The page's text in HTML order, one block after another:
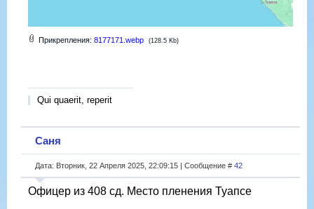
Прикрепления: 8177171.webp (128.5 Kb)
Qui quaerit, reperit
Саня
Дата: Вторник, 22 Апреля 2025, 22:09:15 | Сообщение # 42
Офицер из 408 сд. Место пленения Туапсе